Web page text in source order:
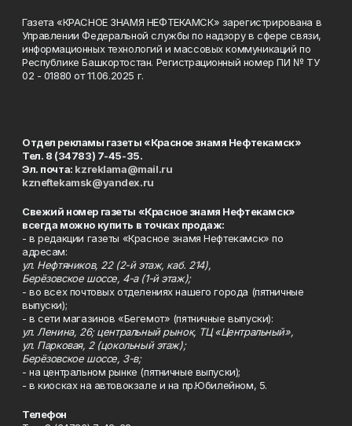
Газета «КРАСНОЕ ЗНАМЯ НЕФТЕКАМСК» зарегистрирована в
Управлении Федеральной службы по надзору в сфере связи,
информационных технологий и массовых коммуникаций по
Республике Башкортостан. Регистрационный номер ПИ № ТУ
02 - 01880 от 11.06.2025 г.
Отдел рекламы газеты «Красное знамя Нефтекамск»
Тел. 8 (34783) 7-45-35.
Эл. почта: kzreklama@mail.ru
kzneftekamsk@yandex.ru
Свежий номер газеты «Красное знамя Нефтекамск»
всегда можно купить в точках продаж:
- в редакции газеты «Красное знамя Нефтекамск» по
адресам:
ул. Нефтяников, 22 (2-й этаж, каб. 214),
Берёзовское шоссе, 4-а (1-й этаж);
- во всех почтовых отделениях нашего города (пятничные
выпуски);
- в сети магазинов «Бегемот» (пятничные выпуски):
ул. Ленина, 26; центральный рынок, ТЦ «Центральный»,
ул. Парковая, 2 (цокольный этаж);
Берёзовское шоссе, 3-в;
- на центральном рынке (пятничные выпуски);
- в киосках на автовокзале и на пр.Юбилейном, 5.
Телефон